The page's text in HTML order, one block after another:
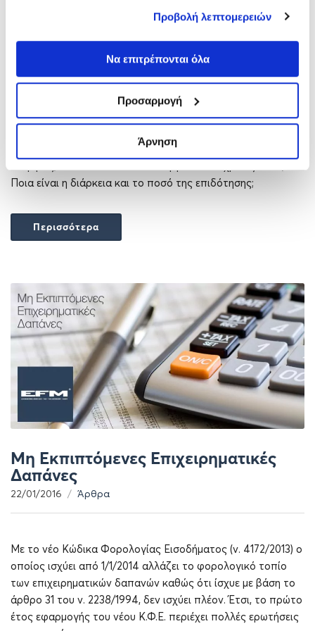
Προβολή λεπτομερειών
Να επιτρέπονται όλα
Προσαρμογή
Άρνηση
Ταμείο Ανεργίας
Ταμείο Ανεργίας, Πότε δικαιούται κάποιος να λάβει επίδομα
Ποια είναι η διάρκεια και το ποσό της επιδότησης;
Περισσότερα
Μη Εκπιπτόμενες Επιχειρηματικές
Δαπάνες
22/01/2016 Άρθρα
Με το νέο Κώδικα Φορολογίας Εισοδήματος (ν. 4172/2013) ο
οποίος ισχύει από 1/1/2014 αλλάζει το φορολογικό τοπίο
των επιχειρηματικών δαπανών καθώς ότι ίσχυε με βάση το
άρθρο 31 του ν. 2238/1994, δεν ισχύει πλέον. Έτσι, το πρώτο
έτος εφαρμογής του νέου Κ.Φ.Ε. περιέχει πολλές ερωτήσεις